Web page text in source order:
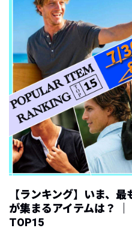
【ランキング】いま、最
が集まるアイテムは？ ｜
TOP15